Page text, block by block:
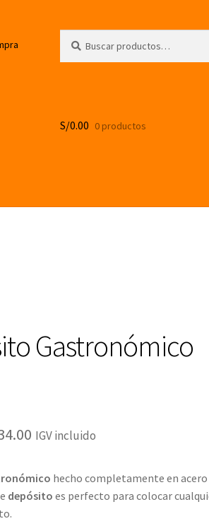
por:
S/0.00 0 productos
Gastronómico
El
actual
IGV incluido
hecho completamente en acero
depósito es perfecto para colocar